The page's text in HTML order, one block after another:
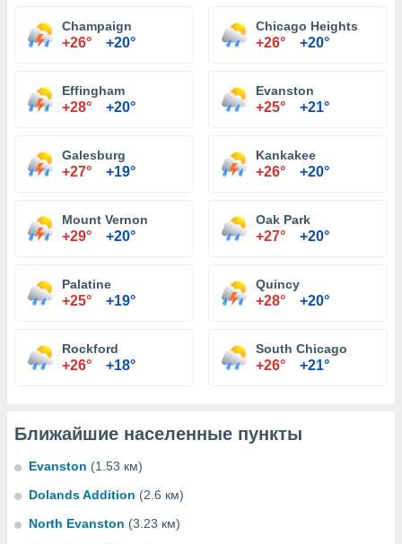
Champaign
+26° +20°
Chicago Heights
+26° +20°
Effingham
+28° +20°
Evanston
+25° +21°
Galesburg
+27° +19°
Kankakee
+26° +20°
Mount Vernon
+29° +20°
Oak Park
+27° +20°
Palatine
+25° +19°
Quincy
+28° +20°
Rockford
+26° +18°
South Chicago
+26° +21°
Ближайшие населенные пункты
Evanston (1.53 км)
Dolands Addition (2.6 км)
North Evanston (3.23 км)